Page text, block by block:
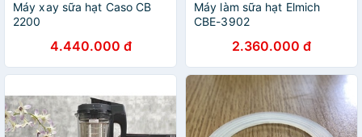
Máy xay sữa hạt Caso CB
2200
4.440.000 đ
Máy làm sữa hạt Elmich
CBE-3902
2.360.000 đ